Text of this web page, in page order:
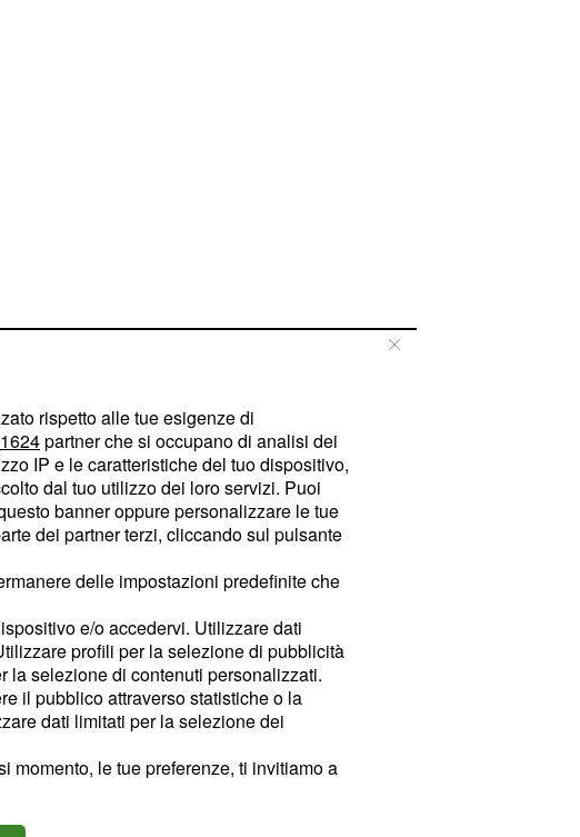
rispetto alle tue esigenze di
1624partner che si occupano di analisi dei
IP e le caratteristiche del tuo dispositivo,
dal tuo utilizzo dei loro servizi. Puoi
banner oppure personalizzare le tue
dei partner terzi, cliccando sul pulsante
delle impostazioni predefinite che
e/o accedervi. Utilizzare dati
profili per la selezione di pubblicità
la selezione di contenuti personalizzati.
il pubblico attraverso statistiche o la
dati limitati per la selezione dei
momento, le tue preferenze, ti invitiamo a